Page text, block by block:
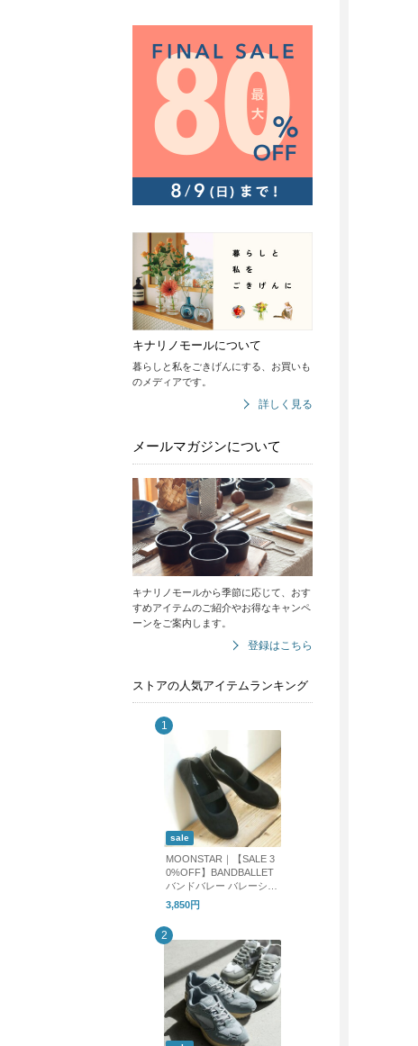
キナリノモールについて
暮らしと私をごきげんにする、お買いも
のメディアです。
詳しく見る
メールマガジンについて
キナリノモールから季節に応じて、おす
すめアイテムのご紹介やお得なキャンペ
ーンをご案内します。
登録はこちら
ストアの人気アイテムランキング
sale
MOONSTAR｜【SALE 3
0%OFF】BANDBALLET
バンドバレー バレーシュ
ーズ フラットシューズ b
andballet
3,850円